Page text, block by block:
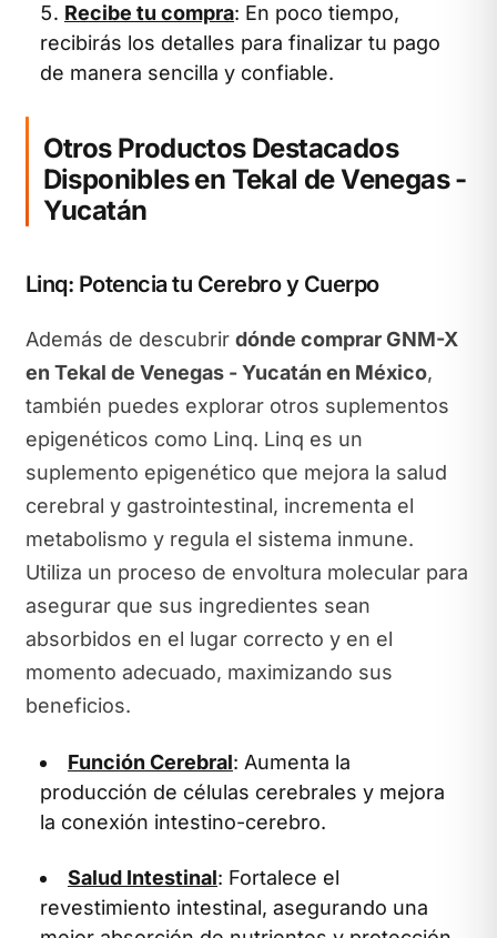
Recibe tu compra: En poco tiempo,
recibirás los detalles para finalizar tu pago
de manera sencilla y confiable.
Otros Productos Destacados
Disponibles en Tekal de Venegas -
Yucatán
Linq: Potencia tu Cerebro y Cuerpo
Además de descubrir dónde comprar GNM-X
en Tekal de Venegas - Yucatán en México,
también puedes explorar otros suplementos
epigenéticos como Linq. Linq es un
suplemento epigenético que mejora la salud
cerebral y gastrointestinal, incrementa el
metabolismo y regula el sistema inmune.
Utiliza un proceso de envoltura molecular para
asegurar que sus ingredientes sean
absorbidos en el lugar correcto y en el
momento adecuado, maximizando sus
beneficios.
Función Cerebral: Aumenta la
producción de células cerebrales y mejora
la conexión intestino-cerebro.
Salud Intestinal: Fortalece el
revestimiento intestinal, asegurando una